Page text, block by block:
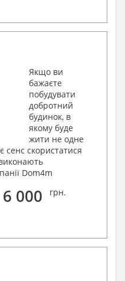
Якщо ви
бажаєте
побудувати
добротний
будинок, в
якому буде
жити не одне
сенс скористатися
Dom4m
6 000 грн.